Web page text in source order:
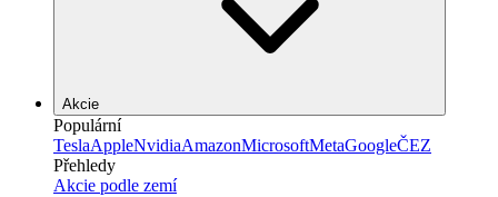
Akcie
Populární
TeslaAppleNvidiaAmazonMicrosoftMetaGoogleČEZ
Přehledy
Akcie podle zemí